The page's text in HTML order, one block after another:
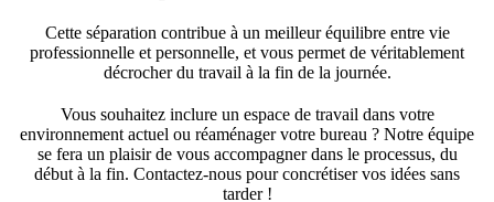
Cette séparation contribue à un meilleur équilibre entre vie
professionnelle et personnelle, et vous permet de véritablement
décrocher du travail à la fin de la journée.
Vous souhaitez inclure un espace de travail dans votre
environnement actuel ou réaménager votre bureau ? Notre équipe
se fera un plaisir de vous accompagner dans le processus, du
début à la fin. Contactez-nous pour concrétiser vos idées sans
tarder !